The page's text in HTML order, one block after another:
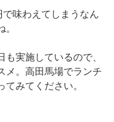
味わえてしまうなん
実施しているので、
メ。高田馬場でランチ
みてください。